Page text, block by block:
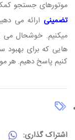
موتورهای جستجو
تضمینی ارائه می
میکنیم. خوشحال
هایی که برای
کنیم پاسخ دهیم. هر
اشتراک گذاری: